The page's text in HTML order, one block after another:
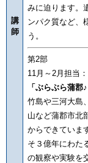
講
師
みに迫ります。
ンパク質など、
う。
第2部
11月～2月担当
「ぶらぶら蒲郡
竹島や三河大島
山など蒲郡市北
からできていま
そ３億年にわた
の観察や実験を